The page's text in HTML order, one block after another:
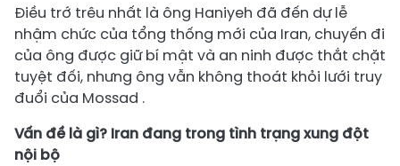
Điều trớ trêu nhất là ông Haniyeh đã đến dự lễ
nhậm chức của tổng thống mới của Iran, chuyến đi
của ông được giữ bí mật và an ninh được thắt chặt
tuyệt đối, nhưng ông vẫn không thoát khỏi lưới truy
đuổi của Mossad .
Vấn đề là gì? Iran đang trong tình trạng xung đột
nội bộ